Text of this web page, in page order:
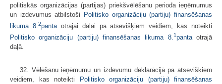
politiskās organizācijas (partijas) priekšvēlēšanu perioda ieņēmumus
un izdevumus atbilstoši Politisko organizāciju (partiju) finansēšanas
likuma 8. 2pantaotrajai daļai pa atsevišķiem veidiem, kas noteikti
Politisko organizāciju (partiju) finansēšanas likuma 8.1pantaotrajā
daļā.
32. Vēlēšanu ieņēmumu un izdevumu deklarācijā pa atsevišķiem
veidiem, kas noteikti
Politisko organizāciju (partiju) finansēšanas